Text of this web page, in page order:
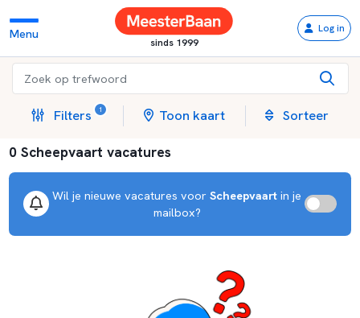
Menu
sinds 1999
Log in
Filters 1 Toon kaart Sorteer
0 Scheepvaart vacatures
Wil je nieuwe vacatures voor Scheepvaart in je
mailbox?